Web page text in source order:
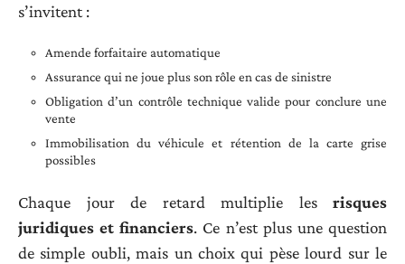
s’invitent :
Amende forfaitaire automatique
Assurance qui ne joue plus son rôle en cas de sinistre
Obligation d’un contrôle technique valide pour conclure une
vente
Immobilisation du véhicule et rétention de la carte grise
possibles
Chaque jour de retard multiplie les risques
juridiques et financiers. Ce n’est plus une question
de simple oubli, mais un choix qui pèse lourd sur le